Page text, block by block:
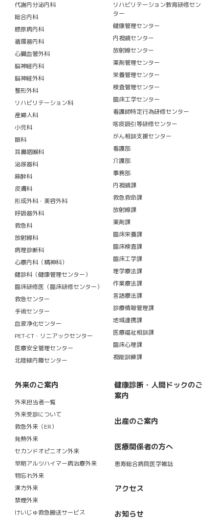
代謝内分泌内科
総合内科
膠原病内科
循環器内科
心臓血管外科
脳神経内科
脳神経外科
整形外科
リハビリテーション科
産婦人科
小児科
眼科
耳鼻咽喉科
泌尿器科
麻酔科
皮膚科
形成外科・美容外科
呼吸器外科
救急科
放射線科
病理診断科
心療内科（精神科）
健診科（健康管理センター）
臨床研修医（臨床研修センター）
救急センター
手術センター
血液浄化センター
PET-CT・リニアックセンター
医療安全管理センター
北陸緑内障センター
リハビリテーション教育研修セン
ター
健康管理センター
内視鏡センター
放射線センター
薬剤管理センター
栄養管理センター
検査管理センター
臨床工学センター
看護師特定行為研修センター
喀痰吸引等研修センター
がん相談支援センター
看護部
介護部
事務部
内視鏡課
救急救命課
放射線課
薬剤課
臨床栄養課
臨床検査課
臨床工学課
理学療法課
作業療法課
言語療法課
診療情報管理課
地域連携課
医療福祉相談課
臨床心理課
視能訓練課
外来のご案内
外来担当者一覧
外来受診について
救急外来（ER）
発熱外来
セカンドオピニオン外来
早期アルツハイマー病治療外来
物忘れ外来
漢方外来
禁煙外来
けいじゅ救急搬送サービス
健康診断・人間ドックのご
案内
出産のご案内
医療関係者の方へ
恵寿総合病院医学雑誌
アクセス
お知らせ